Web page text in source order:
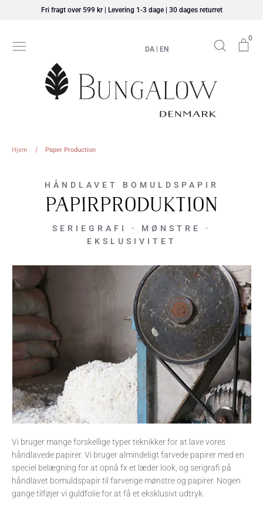
Fri fragt over 599 kr | Levering 1-3 dage | 30 dages returret
DA EN
Søg
0
Hjem / Paper Production
HÅNDLAVET BOMULDSPAPIR
papirproduktion
SERIEGRAFI · MØNSTRE ·
EKSLUSIVITET
Vi bruger mange forskellige typer teknikker for at lave vores
håndlavede papirer. Vi bruger almindeligt farvede papirer med en
speciel belægning for at opnå fx et læder look, og serigrafi på
håndlavet bomuldspapir til farverige mønstre og papirer. Nogen
gange tilføjer vi guldfolie for at få et eksklusivt udtryk.